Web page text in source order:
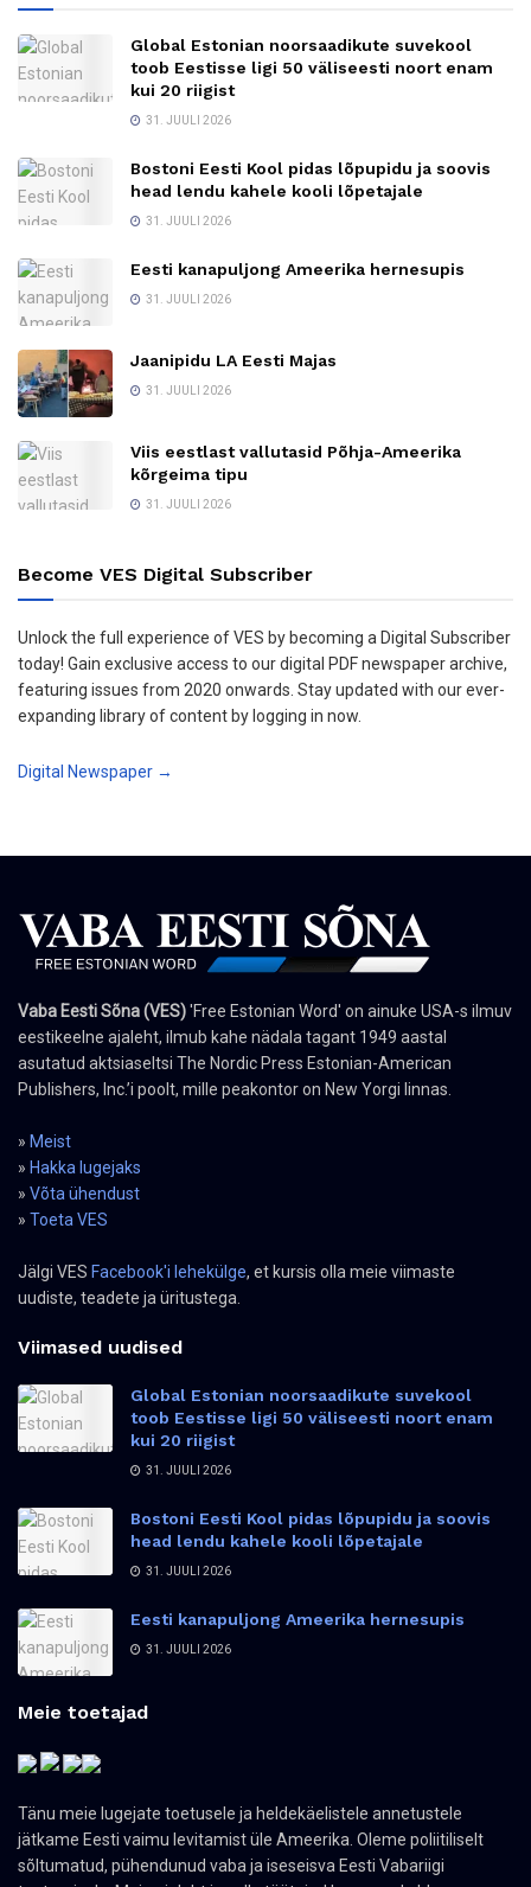
Global Estonian noorsaadikute suvekool
toob Eestisse ligi 50 väliseesti noort enam
kui 20 riigist
31. JUULI 2026
Bostoni Eesti Kool pidas lõpupidu ja soovis
head lendu kahele kooli lõpetajale
31. JUULI 2026
Eesti kanapuljong Ameerika hernesupis
31. JUULI 2026
Jaanipidu LA Eesti Majas
31. JUULI 2026
Viis eestlast vallutasid Põhja-Ameerika
kõrgeima tipu
31. JUULI 2026
Become VES Digital Subscriber
Unlock the full experience of VES by becoming a Digital Subscriber
today! Gain exclusive access to our digital PDF newspaper archive,
featuring issues from 2020 onwards. Stay updated with our ever-
expanding library of content by logging in now.
Digital Newspaper →
Vaba Eesti Sõna (VES)'Free Estonian Word' on ainuke USA-s ilmuv
eestikeelne ajaleht, ilmub kahe nädala tagant 1949 aastal
asutatud aktsiaseltsi The Nordic Press Estonian-American
Publishers, Inc.’i poolt, mille peakontor on New Yorgi linnas.
» Meist
» Hakka lugejaks
» Võta ühendust
» Toeta VES
Jälgi VES Facebook'i lehekülge, et kursis olla meie viimaste
uudiste, teadete ja üritustega.
Viimased uudised
Global Estonian noorsaadikute suvekool
toob Eestisse ligi 50 väliseesti noort enam
kui 20 riigist
31. JUULI 2026
Bostoni Eesti Kool pidas lõpupidu ja soovis
head lendu kahele kooli lõpetajale
31. JUULI 2026
Eesti kanapuljong Ameerika hernesupis
31. JUULI 2026
Meie toetajad
Tänu meie lugejate toetusele ja heldekäelistele annetustele
jätkame Eesti vaimu levitamist üle Ameerika. Oleme poliitiliselt
sõltumatud, pühendunud vaba ja iseseisva Eesti Vabariigi